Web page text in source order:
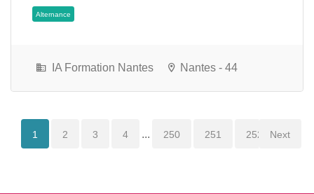
CDI
IA Formation Nantes Nantes - 44
1 2 3 4 ... 250 251 252 Next